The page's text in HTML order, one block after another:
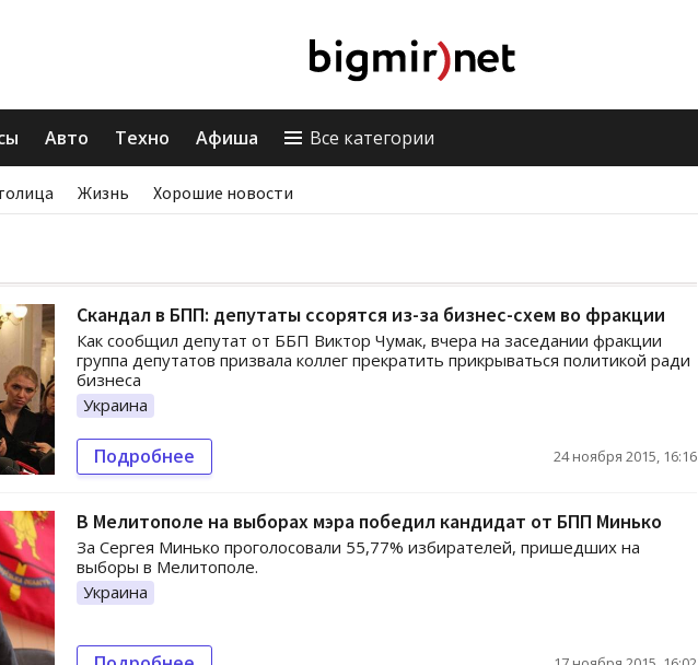
Авто Техно Афиша Все категории
Жизнь Хорошие новости
Скандал в БПП: депутаты ссорятся из-за бизнес-схем во фракции
Как сообщил депутат от ББП Виктор Чумак, вчера на заседании фракции
группа депутатов призвала коллег прекратить прикрываться политикой ради
бизнеса
Украина
Подробнее 24 ноября 2015, 16:16
В Мелитополе на выборах мэра победил кандидат от БПП Минько
За Сергея Минько проголосовали 55,77% избирателей, пришедших на
выборы в Мелитополе.
Украина